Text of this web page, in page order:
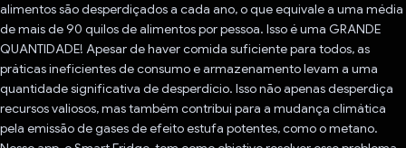
alimentos são desperdiçados a cada ano, o que equivale a uma média
de mais de 90 quilos de alimentos por pessoa. Isso é uma GRANDE
QUANTIDADE! Apesar de haver comida suficiente para todos, as
práticas ineficientes de consumo e armazenamento levam a uma
quantidade significativa de desperdício. Isso não apenas desperdiça
recursos valiosos, mas também contribui para a mudança climática
pela emissão de gases de efeito estufa potentes, como o metano.